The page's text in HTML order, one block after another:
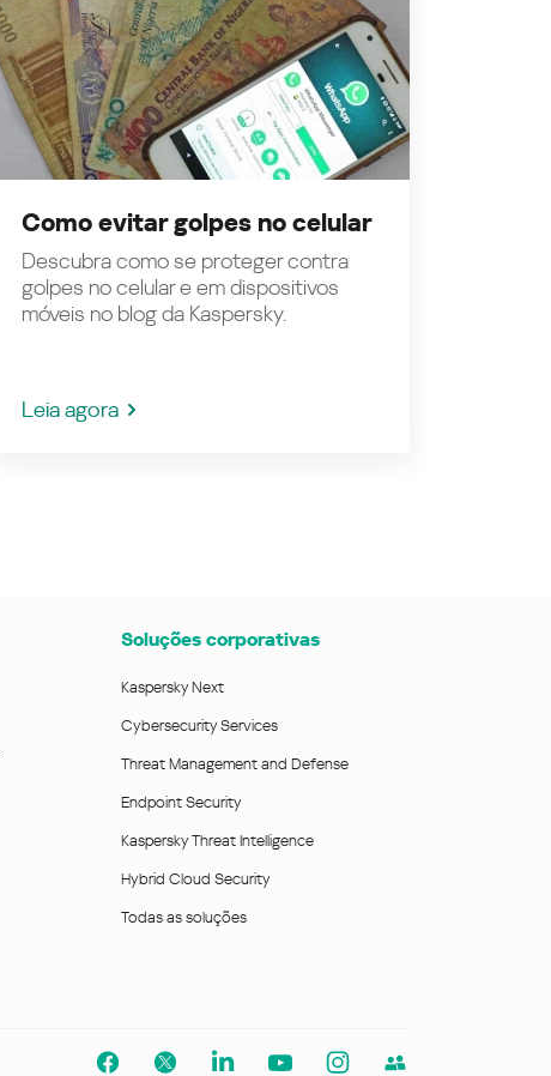
Como evitar golpes no celular
Descubra como se proteger contra
golpes no celular e em dispositivos
móveis no blog da Kaspersky.
Leia agora
Soluções corporativas
Kaspersky Next
Cybersecurity Services
Threat Management and Defense
Endpoint Security
Kaspersky Threat Intelligence
Hybrid Cloud Security
Todas as soluções